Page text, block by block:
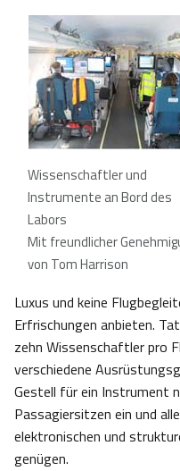
Wissenschaftler und
Instrumente an Bord des
Labors
Mit freundlicher
von Tom Harrison
Luxus und keine
Erfrischungen anbieten.
zehn Wissenschaftler pro
verschiedene
Gestell für ein Instrument
Passagiersitzen ein und
elektronischen und
genügen.